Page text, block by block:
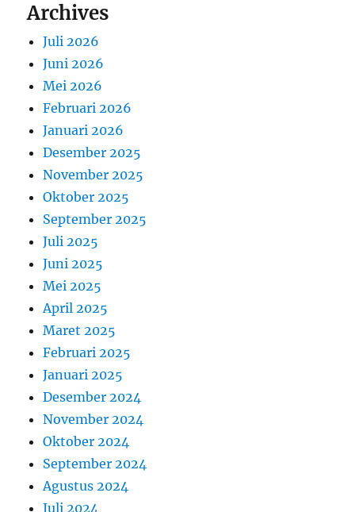
Archives
Juli 2026
Juni 2026
Mei 2026
Februari 2026
Januari 2026
Desember 2025
November 2025
Oktober 2025
September 2025
Juli 2025
Juni 2025
Mei 2025
April 2025
Maret 2025
Februari 2025
Januari 2025
Desember 2024
November 2024
Oktober 2024
September 2024
Agustus 2024
Juli 2024